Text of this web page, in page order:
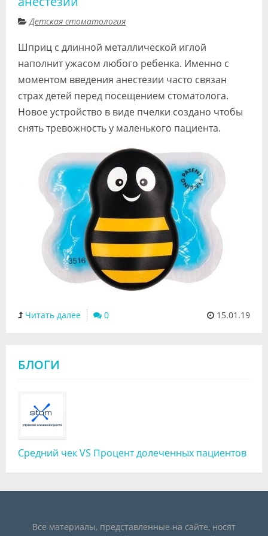
Клиники
Специалисты
Галерея
Лаборатории
Детская стоматология
Шприц с длинной металлической иглой
наполнит ужасом любого ребенка. Именно с
моментом введения анестезии часто связан
страх детей перед посещением стоматолога.
Новое устройство в виде пчелки создано чтобы
снять тревожность у маленького пациента.
Читать далее 0 15.01.19
БЛОГИ
Средний чек VS Процент долеченных пациентов
Все материалы, представленные на сайте, носят